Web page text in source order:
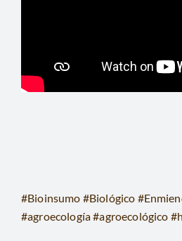
#Bioinsumo #Biológico
#agroecología #agroecológico